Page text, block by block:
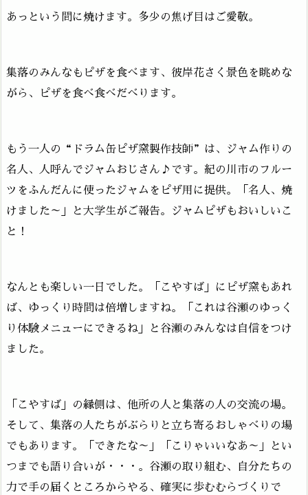
あっという間に焼けます。多少の焦げ目はご愛敬。
集落のみんなもピザを食べます、彼岸花さく景色を眺めな
がら、ピザを食べ食べだべります。
もう一人の“ドラム缶ピザ窯製作技師”は、ジャム作りの
名人、人呼んでジャムおじさん♪です。紀の川市のフルー
ツをふんだんに使ったジャムをピザ用に提供。「名人、焼
けました～」と大学生がご報告。ジャムピザもおいしいこ
と！
なんとも楽しい一日でした。「こやすば」にピザ窯もあれ
ば、ゆっくり時間は倍増しますね。「これは谷瀬のゆっく
り体験メニューにできるね」と谷瀬のみんなは自信をつけ
ました。
「こやすば」の縁側は、他所の人と集落の人の交流の場。
そして、集落の人たちがぶらりと立ち寄るおしゃべりの場
でもあります。「できたな～」「こりゃいいなあ～」とい
つまでも語り合いが・・・。谷瀬の取り組む、自分たちの
力で手の届くところからやる、確実に歩むむらづくりで